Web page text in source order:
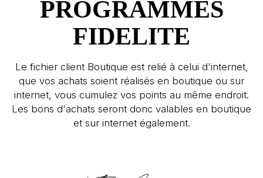
PROGRAMMES
FIDELITE
Le fichier client Boutique est relié à celui d'internet,
que vos achats soient réalisés en boutique ou sur
internet, vous cumulez vos points au même endroit.
Les bons d'achats seront donc valables en boutique
et sur internet également.